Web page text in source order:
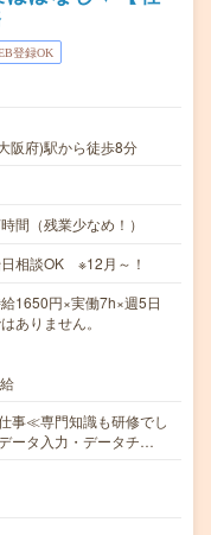
登録OK
阪府)駅から徒歩8分
間（残業少なめ！）
相談OK ※12月～！
1650円×実働7h×週5日
ありません。
事≪専門知識も研修でし
ータ入力・データチ…